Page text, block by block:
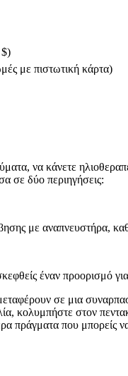
με πιστωτική κάρτα)
να κάνετε
σε δύο περιηγήσεις:
με αναπνευστήρα,
έναν
σε μια
κολυμπήστε στον
πράγματα που μπορείς